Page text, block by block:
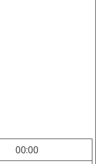
00:00